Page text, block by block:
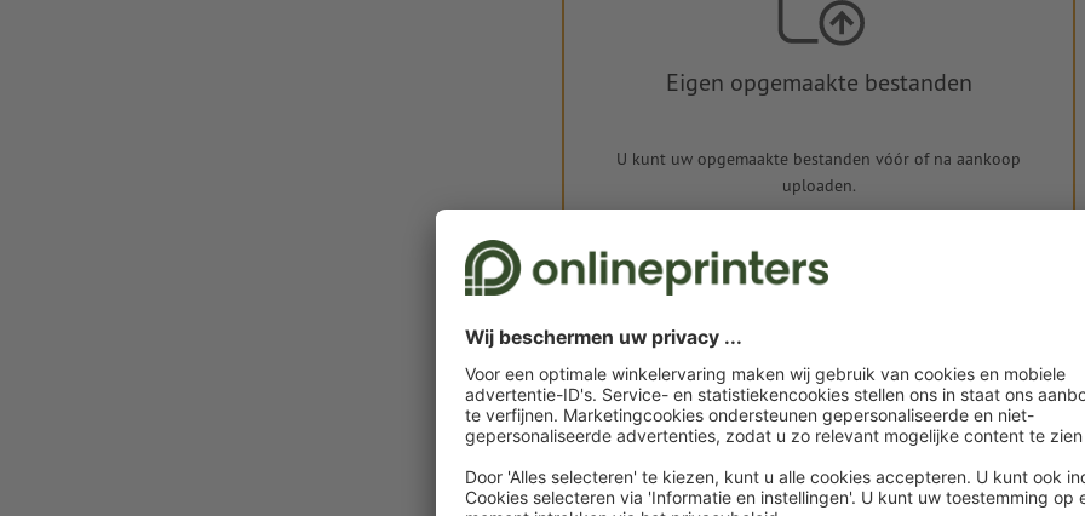
Eigen opgemaakte bestanden
U kunt uw opgemaakte bestanden vóór of na aankoop
uploaden.
Nu uploaden
excl. btw
€ 52,88 €
Levering circa:
Gewicht: ca.1,54 kg